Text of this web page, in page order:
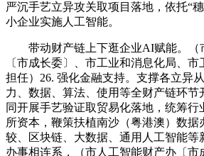
严沉手艺立异攻关取项目落地，依托“
小企业实施人工智能。
带动财产链上下逛企业AI赋能。（
〔市成长委〕、市工业和消息化局、
担任）26. 强化金融支持。支撑各立异
力、数据、算法、使用等全财产链环节
同开展手艺验证取贸易化落地，统筹行
所资本，鞭策扶植南沙（粤港澳）数
较、区块链、大数据、通用人工智能等
办事相连系，（市人工智能财产办〔市